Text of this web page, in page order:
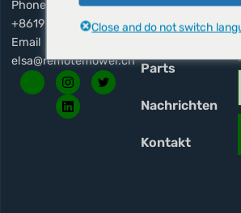
Phone：
+8619157090355
Email：
elsa@remotemower.cn
Produkte
Parts
Nachrichten
Kontakt
Close and do not switch